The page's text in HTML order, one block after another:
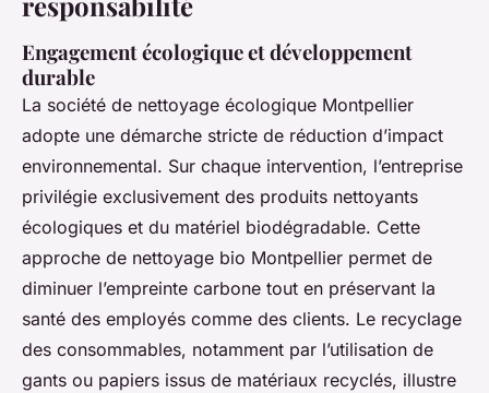
Engagement écologique et développement
durable
La société de nettoyage écologique Montpellier
adopte une démarche stricte de réduction d’impact
environnemental. Sur chaque intervention, l’entreprise
privilégie exclusivement des produits nettoyants
écologiques et du matériel biodégradable. Cette
approche de nettoyage bio Montpellier permet de
diminuer l’empreinte carbone tout en préservant la
santé des employés comme des clients. Le recyclage
des consommables, notamment par l’utilisation de
gants ou papiers issus de matériaux recyclés, illustre